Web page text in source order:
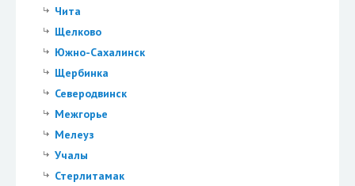
Чита
Щелково
Южно-Сахалинск
Щербинка
Северодвинск
Межгорье
Мелеуз
Учалы
Стерлитамак